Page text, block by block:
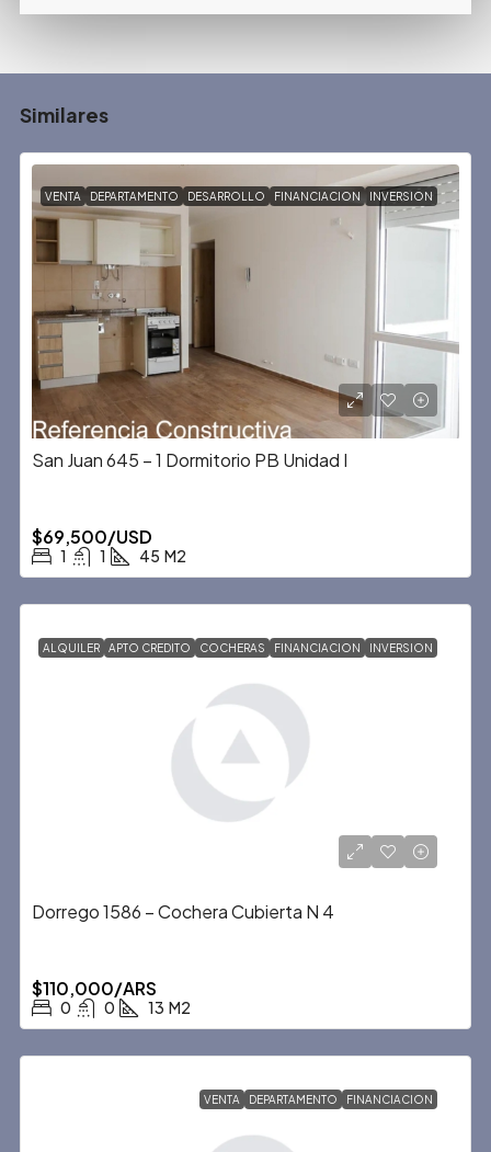
Similares
VENTA DEPARTAMENTO DESARROLLO FINANCIACION INVERSION
San Juan 645 – 1 Dormitorio PB Unidad I
$69,500/USD
1 1 45 M2
ALQUILER APTO CREDITO COCHERAS FINANCIACION INVERSION
Dorrego 1586 – Cochera Cubierta N 4
$110,000/ARS
0 0 13 M2
VENTA DEPARTAMENTO FINANCIACION